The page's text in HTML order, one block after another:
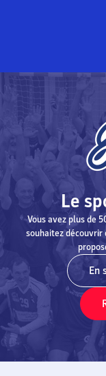
Le
Vous avez plus de
souhaitez découvrir
En